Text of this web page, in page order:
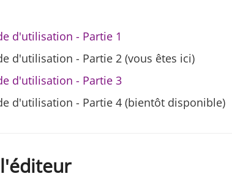
d'utilisation - Partie 1
d'utilisation - Partie 2 (vous êtes ici)
d'utilisation - Partie 3
d'utilisation - Partie 4 (bientôt disponible)